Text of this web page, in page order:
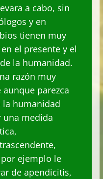
a cabo, sin
y en
tienen muy
el presente y el
la humanidad.
razón muy
parezca
humanidad
medida
ejemplo le
de apendicitis,